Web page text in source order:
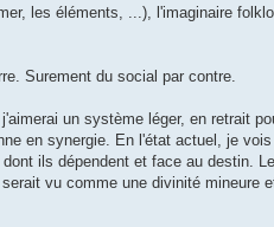
les éléments, ...), l'imaginaire
Surement du social par contre.
un système léger, en retrait
en synergie. En l'état actuel, je
ils dépendent et face au destin.
vu comme une divinité mineure